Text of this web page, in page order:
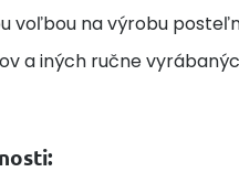
voľbou na výrobu
a iných ručne